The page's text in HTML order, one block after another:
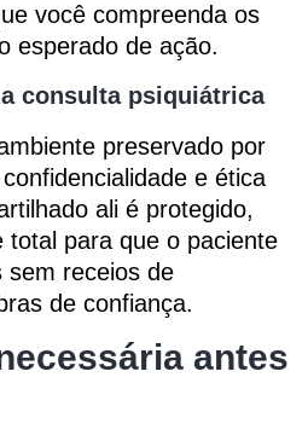
você compreenda os
esperado de ação.
consulta psiquiátrica
preservado por
e ética
ali é protegido,
total para que o paciente
sem receios de
de confiança.
antes